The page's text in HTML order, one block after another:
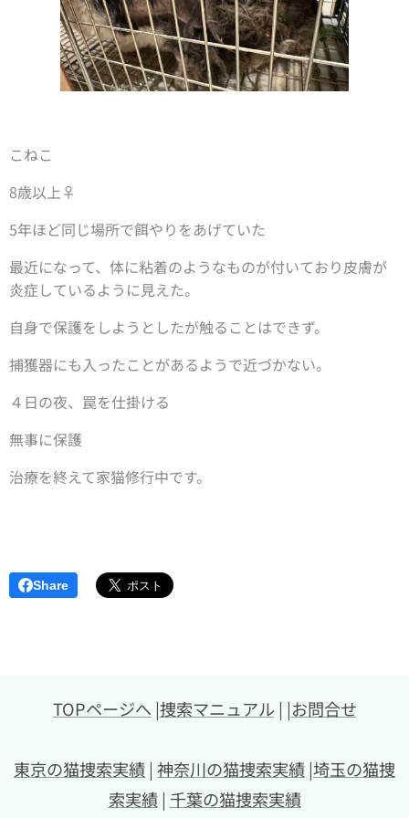
こねこ
8歳以上♀
5年ほど同じ場所で餌やりをあげていた
最近になって、体に粘着のようなものが付いており皮膚が
炎症しているように見えた。
自身で保護をしようとしたが触ることはできず。
捕獲器にも入ったことがあるようで近づかない。
４日の夜、罠を仕掛ける
無事に保護
治療を終えて家猫修行中です。
Share
TOPページへ |捜索マニュアル | |お問合せ
東京の猫捜索実績 | 神奈川の猫捜索実績 |埼玉の猫捜
索実績| 千葉の猫捜索実績